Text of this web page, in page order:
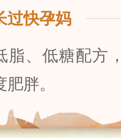
过快孕妈
脂、低糖配方
胖。